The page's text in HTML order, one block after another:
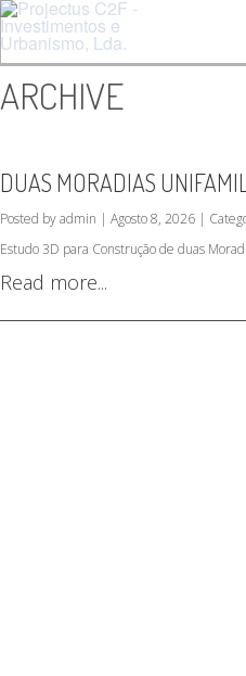
ARCHIVE
DUAS MORADIAS
Posted by admin | Agosto 8, 2026 |
Estudo 3D para Construção de duas
Read more...